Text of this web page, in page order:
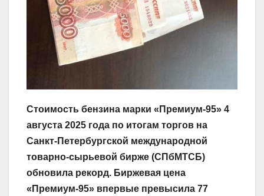
Стоимость бензина марки «Премиум-95» 4
августа 2025 года по итогам торгов на
Санкт-Петербургской международной
товарно-сырьевой бирже (СПбМТСБ)
обновила рекорд. Биржевая цена
«Премиум-95» впервые превысила 77